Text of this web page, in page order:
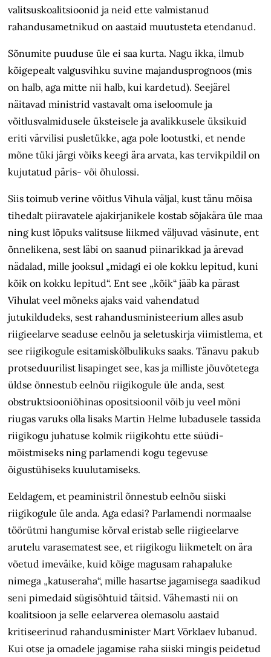
valitsuskoalitsioonid ja neid ette valmistanud
rahandusametnikud on aastaid muutusteta etendanud.
Sõnumite puuduse üle ei saa kurta. Nagu ikka, ilmub
kõigepealt valgusvihku suvine majandusprognoos (mis
on halb, aga mitte nii halb, kui kardetud). Seejärel
näitavad ministrid vastavalt oma iseloomule ja
võitlusvalmidusele üksteisele ja avalikkusele üksikuid
eriti värvilisi pusletükke, aga pole lootustki, et nende
mõne tüki järgi võiks keegi ära arvata, kas tervikpildil on
kujutatud päris- või õhulossi.
Siis toimub verine võitlus Vihula väljal, kust tänu mõisa
tihedalt piiravatele ajakirjanikele kostab sõjakära üle maa
ning kust lõpuks valitsuse liikmed väljuvad väsinute, ent
õnnelikena, sest läbi on saanud piinarikkad ja ärevad
nädalad, mille jooksul „midagi ei ole kokku lepitud, kuni
kõik on kokku lepitud“. Ent see „kõik“ jääb ka pärast
Vihulat veel mõneks ajaks vaid vahendatud
jutukildudeks, sest rahandusministeerium alles asub
riigieelarve seaduse eelnõu ja seletuskirja viimistlema, et
see riigikogule esitamiskõlbulikuks saaks. Tänavu pakub
protseduurilist lisapinget see, kas ja milliste jõuvõtetega
üldse õnnestub eelnõu riigikogule üle anda, sest
obstruktsiooniõhinas opositsioonil võib ju veel mõni
riugas varuks olla lisaks Martin Helme lubadusele tassida
riigikogu juhatuse kolmik riigikohtu ette süüdi­
mõistmiseks ning parlamendi kogu tegevuse
õigustühiseks kuulutamiseks.
Eeldagem, et peaministril õnnestub eelnõu siiski
riigikogule üle anda. Aga edasi? Parlamendi normaalse
töörütmi hangumise kõrval eristab selle riigieelarve
arutelu varasematest see, et riigikogu liikmetelt on ära
võetud imeväike, kuid kõige magusam rahapaluke
nimega „katuseraha“, mille hasartse jagamisega saadikud
seni pimedaid sügisõhtuid täitsid. Vähemasti nii on
koalitsioon ja selle eelarverea olemasolu aastaid
kritiseerinud rahandusminister Mart Võrk­laev lubanud.
Kui otse ja omadele jagamise raha siiski mingis peidetud